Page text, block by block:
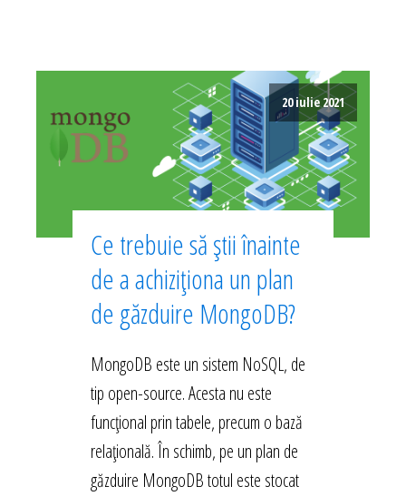
20 iulie 2021
Ce trebuie să știi înainte
de a achiziționa un plan
de găzduire MongoDB?
MongoDB este un sistem NoSQL, de
tip open-source. Acesta nu este
funcțional prin tabele, precum o bază
relațională. În schimb, pe un plan de
găzduire MongoDB totul este stocat